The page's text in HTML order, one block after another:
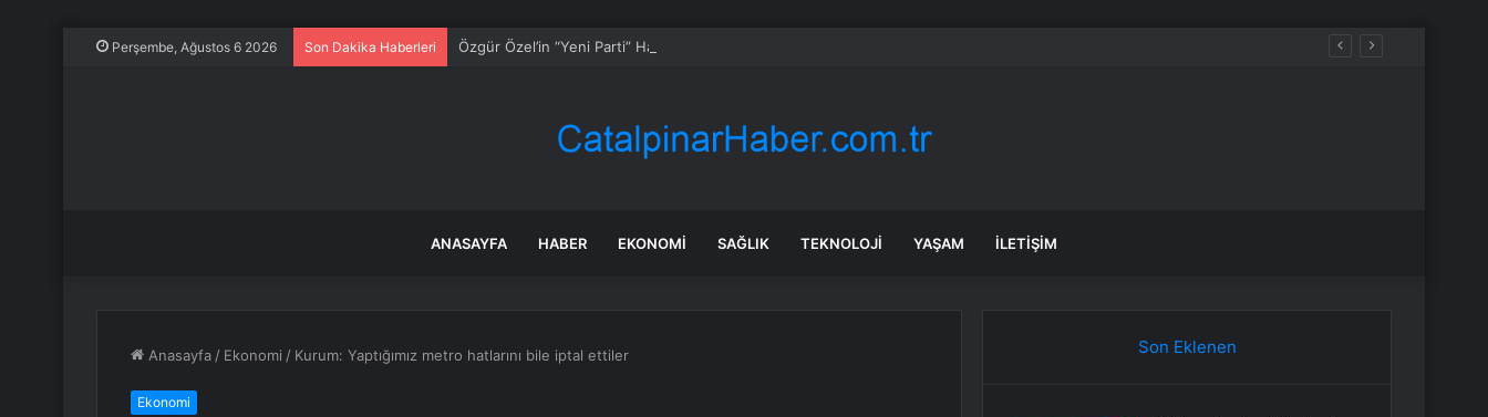
Perşembe, Ağustos 6 2026 Son Dakika Haberleri Özgür Özel’in “Yeni Parti” Hamlesi Haftaya Başlıyor: Kuruluş Dilekçesi 27 Temmuz’da Verilecek
ANASAYFA HABER EKONOMI SAĞLIK TEKNOLOJI YAŞAM İLETIŞIM
Anasayfa / Ekonomi / Kurum: Yaptığımız metro hatlarını bile iptal ettiler
Ekonomi
Son Eklenen